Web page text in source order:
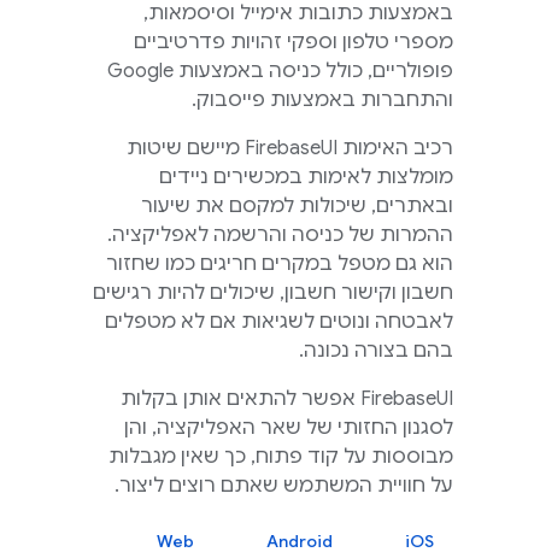
באמצעות כתובות אימייל וסיסמאות,
מספרי טלפון וספקי זהויות פדרטיביים
פופולריים, כולל כניסה באמצעות Google
והתחברות באמצעות פייסבוק.
רכיב האימות FirebaseUIמיישם שיטות
מומלצות לאימות במכשירים ניידים
ובאתרים, שיכולות למקסם את שיעור
ההמרות של כניסה והרשמה לאפליקציה.
הוא גם מטפל במקרים חריגים כמו שחזור
חשבון וקישור חשבון, שיכולים להיות רגישים
לאבטחה ונוטים לשגיאות אם לא מטפלים
בהם בצורה נכונה.
FirebaseUIאפשר להתאים אותן בקלות
לסגנון החזותי של שאר האפליקציה, והן
מבוססות על קוד פתוח, כך שאין מגבלות
על חוויית המשתמש שאתם רוצים ליצור.
iOS
Android
Web